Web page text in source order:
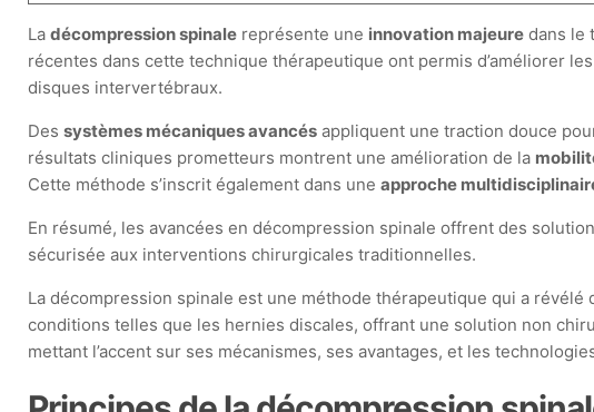
Ladécompression spinale représente une innovation majeure dans le
récentes dans cette technique thérapeutique ont permis d’améliorer
disques intervertébraux.
Dessystèmes mécaniques avancés appliquent une traction douce
résultats cliniques prometteurs montrent une amélioration de la
Cette méthode s’inscrit également dans uneapproche
En résumé, les avancées en décompression spinale offrent des
sécurisée aux interventions chirurgicales traditionnelles.
La décompression spinale est une méthode thérapeutique qui a
conditions telles que les hernies discales, offrant une solution non
mettant l’accent sur ses mécanismes, ses avantages, et les